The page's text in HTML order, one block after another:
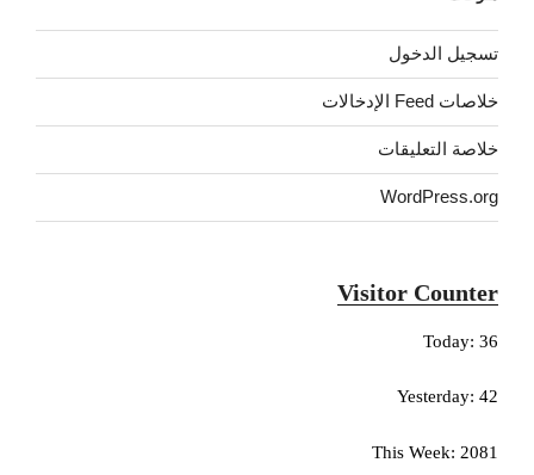
تسجيل الدخول
خلاصات Feed الإدخالات
خلاصة التعليقات
WordPress.org
Visitor Counter
Today: 36
Yesterday: 42
This Week: 2081